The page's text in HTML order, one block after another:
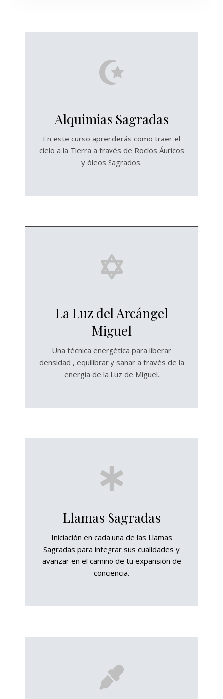
Alquimias Sagradas
En este curso aprenderás como traer el
cielo a la Tierra a través de Rocíos Áuricos
y óleos Sagrados.
La Luz del Arcángel
Miguel
Una técnica energética para liberar
densidad , equilibrar y sanar a través de la
energía de la Luz de Miguel.
Llamas Sagradas
Iniciación en cada una de las Llamas
Sagradas para integrar sus cualidades y
avanzar en el camino de tu expansión de
conciencia.